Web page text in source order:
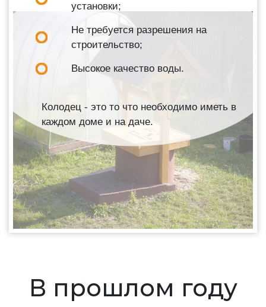
установки;
Не требуется разрешения на
строительство;
Высокое качество воды.
Колодец - это то что необходимо иметь в
каждом доме и на даче.
В прошлом году